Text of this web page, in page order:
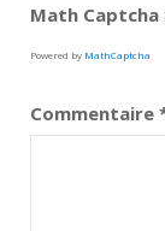
Math Captcha
Powered by MathCaptcha
Commentaire